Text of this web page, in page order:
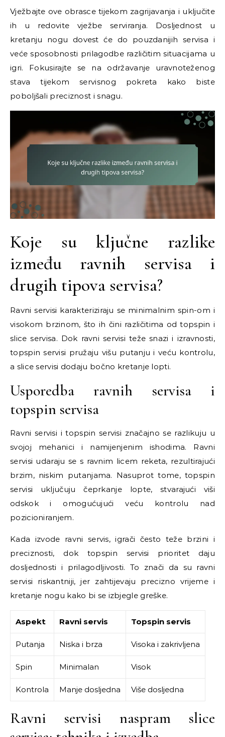
Vježbajte ove obrasce tijekom zagrijavanja i uključite
ih u redovite vježbe serviranja. Dosljednost u
kretanju nogu dovest će do pouzdanijih servisa i
veće sposobnosti prilagodbe različitim situacijama u
igri. Fokusirajte se na održavanje uravnoteženog
stava tijekom servisnog pokreta kako biste
poboljšali preciznost i snagu.
Koje su ključne razlike
između ravnih servisa i
drugih tipova servisa?
Ravni servisi karakteriziraju se minimalnim spin-om i
visokom brzinom, što ih čini različitima od topspin i
slice servisa. Dok ravni servisi teže snazi i izravnosti,
topspin servisi pružaju višu putanju i veću kontrolu,
a slice servisi dodaju bočno kretanje lopti.
Usporedba ravnih servisa i
topspin servisa
Ravni servisi i topspin servisi značajno se razlikuju u
svojoj mehanici i namijenjenim ishodima. Ravni
servisi udaraju se s ravnim licem reketa, rezultirajući
brzim, niskim putanjama. Nasuprot tome, topspin
servisi uključuju čeprkanje lopte, stvarajući viši
odskok i omogućujući veću kontrolu nad
pozicioniranjem.
Kada izvode ravni servis, igrači često teže brzini i
preciznosti, dok topspin servisi prioritet daju
dosljednosti i prilagodljivosti. To znači da su ravni
servisi riskantniji, jer zahtijevaju precizno vrijeme i
kretanje nogu kako bi se izbjegle greške.
Aspekt Ravni servis Topspin servis
Putanja Niska i brza Visoka i zakrivljena
Spin Minimalan Visok
Kontrola Manje dosljedna Više dosljedna
Ravni servisi naspram slice